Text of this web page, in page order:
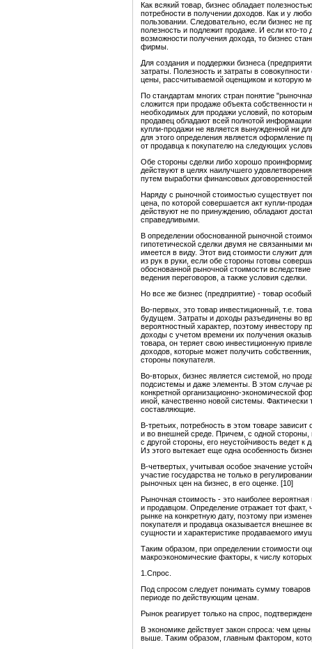
Как всякий товар, бизнес обладает
потребности в получении доходов. Как и у
пользовании. Следовательно, если бизнес не
полезность и подлежит продаже. И если кто-
возможности получения дохода, то бизнес
фирмы.
Для создания и поддержки бизнеса
затраты. Полезность и затраты в
цены, рассчитываемой оценщиком и которую
По стандартам многих стран понятие
сложится при продаже объекта
необходимых для продажи условий, по
продавец обладают всей полнотой
купли-продажи не является вынужденной ни
для этого определения является оформление
от продавца к покупателю на следующих
Обе стороны сделки либо хорошо
действуют в целях наилучшего
путем выработки финансовых
Наряду с рыночной стоимостью существует
цена, по которой совершается акт купли-
действуют не по принуждению, обладают
справедливыми.
В определении обоснованной рыночной
гипотетической сделки двумя не связанными
имеется в виду. Этот вид стоимости служит
из рук в руки, если обе стороны готовы
обоснованной рыночной стоимости
ведения переговоров, а также условия сделки.
Но все же бизнес (предприятие) - товар
Во-первых, это товар инвестиционный, т.е.
будущем. Затраты и доходы разъединены во
вероятностный характер, поэтому инвестору
доходы с учетом времени их получения
товара, он теряет свою инвестиционную
доходов, которые может получить
стороны покупателя.
Во-вторых, бизнес является системой, но
подсистемы и даже элементы. В этом случае
конкретной организационно-экономической
иной, качественно новой системы.
составляющие.
В-третьих, потребность в этом товаре зависит
и во внешней среде. Причем, с одной стороны,
с другой стороны, его неустойчивость ведет
Из этого вытекает еще одна особенность
В-четвертых, учитывая особое значение
участие государства не только в
рыночных цен на бизнес, в его оценке. [10]
Рыночная стоимость - это наиболее
и продавцом. Определение отражает тот факт,
рынке на конкретную дату, поэтому при
покупателя и продавца оказывается внешнее
сущности и характеристике продаваемого
Таким образом, при определении стоимости
макроэкономические факторы, к числу
1.Спрос.
Под спросом следует понимать сумму товаров
периоде по действующим ценам.
Рынок реагирует только на спрос,
В экономике действует закон спроса: чем
выше. Таким образом, главным фактором,